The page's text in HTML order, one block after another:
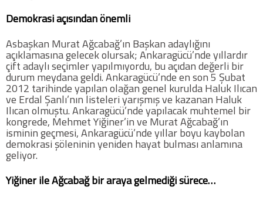
İletişim
Web Sürüme Geç
COPYLEFT 2014. AGB Bilişim Teknolojileri
Demokrasi açısından önemli
Asbaşkan Murat Ağcabağ’ın Başkan adaylığını
açıklamasına gelecek olursak; Ankaragücü’nde yıllardır
çift adaylı seçimler yapılmıyordu, bu açıdan değerli bir
durum meydana geldi. Ankaragücü’nde en son 5 Şubat
2012 tarihinde yapılan olağan genel kurulda Haluk Ilıcan
ve Erdal Şanlı’nın listeleri yarışmış ve kazanan Haluk
Ilıcan olmuştu. Ankaragücü’nde yapılacak muhtemel bir
kongrede, Mehmet Yiğiner’in ve Murat Ağcabağ’ın
isminin geçmesi, Ankaragücü’nde yıllar boyu kaybolan
demokrasi şöleninin yeniden hayat bulması anlamına
geliyor.
Yiğiner ile Ağcabağ bir araya gelmediği sürece…